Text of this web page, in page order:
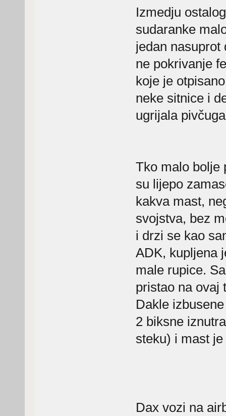
Izmedju
sudaranke
jedan nasuprot
ne pokrivanje
koje je
neke sitnice i
ugrijala
Tko malo bolje
su lijepo
kakva mast,
svojstva, bez
i drzi se kao
ADK, kupljena
male rupice.
pristao na ovaj
Dakle
2 biksne
steku) i mast
Dax vozi na